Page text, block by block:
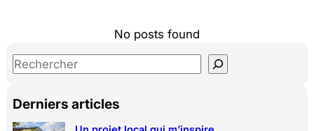
No posts found
S
a
Derniers articles